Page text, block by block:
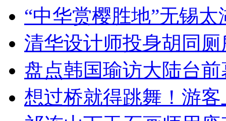
“中华赏樱胜地”无锡
清华设计师投身胡同
盘点韩国瑜访大陆台
想过桥就得跳舞！游客